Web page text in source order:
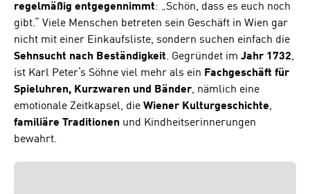
regelmäßig entgegennimmt: „Schön, dass es euch noch
gibt.“ Viele Menschen betreten sein Geschäft in Wien gar
nicht mit einer Einkaufsliste, sondern suchen einfach die
Sehnsucht nach Beständigkeit. Gegründet im Jahr 1732,
ist Karl Peter‘s Söhne viel mehr als ein Fachgeschäft für
Spieluhren, Kurzwaren und Bänder, nämlich eine
emotionale Zeitkapsel, die Wiener Kulturgeschichte,
familiäre Traditionen und Kindheitserinnerungen
bewahrt.